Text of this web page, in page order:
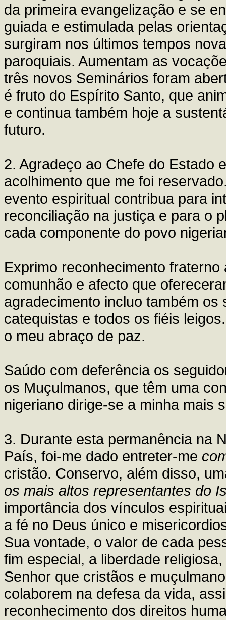
da primeira evangelização e se
guiada e estimulada pelas
surgiram nos últimos tempos
paroquiais. Aumentam as
três novos Seminários foram
é fruto do Espírito Santo, que
e continua também hoje a
futuro.
2. Agradeço ao Chefe do Estado
acolhimento que me foi
evento espiritual contribua para
reconciliação na justiça e para o
cada componente do povo
Exprimo reconhecimento
comunhão e afecto que
agradecimento incluo também
catequistas e todos os fiéis
o meu abraço de paz.
Saúdo com deferência os
os Muçulmanos, que têm uma
nigeriano dirige-se a minha mais
3. Durante esta permanência na
País, foi-me dado entreter-me
cristão. Conservo, além disso,
os mais altos representantes do
importância dos vínculos
a fé no Deus único e
Sua vontade, o valor de cada
fim especial, a liberdade
Senhor que cristãos e
colaborem na defesa da vida,
reconhecimento dos direitos